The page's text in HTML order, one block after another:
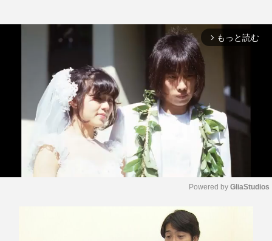
arrow_forward_ios もっと読む
Powered by GliaStudios